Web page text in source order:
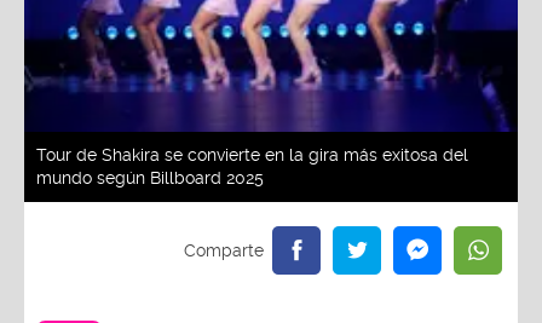
Tour de Shakira se convierte en la gira más exitosa del
mundo según Billboard 2025